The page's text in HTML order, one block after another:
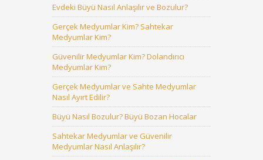
Evdeki Büyü Nasıl Anlaşılır ve Bozulur?
Gerçek Medyumlar Kim? Sahtekar
Medyumlar Kim?
Güvenilir Medyumlar Kim? Dolandırıcı
Medyumlar Kim?
Gerçek Medyumlar ve Sahte Medyumlar
Nasıl Ayırt Edilir?
Büyü Nasıl Bozulur? Büyü Bozan Hocalar
Sahtekar Medyumlar ve Güvenilir
Medyumlar Nasıl Anlaşılır?